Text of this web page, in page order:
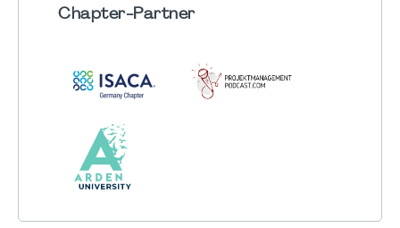
Chapter-Partner